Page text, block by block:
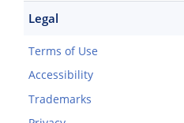
Legal
Terms of Use
Accessibility
Trademarks